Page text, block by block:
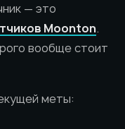
— это
Moonton.
вообще стоит
меты: